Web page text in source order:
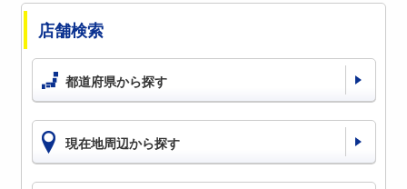
店舗検索
都道府県から探す
現在地周辺から探す